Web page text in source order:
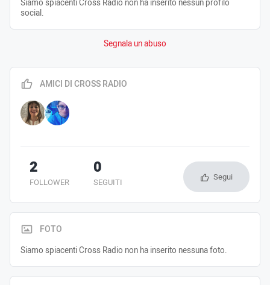
Siamo spiacenti Cross Radio non ha inserito nessun profilo
social.
Segnala un abuso
AMICI DI CROSS RADIO
FOLLOWER
2
SEGUITI
0 Segui
FOTO
Siamo spiacenti Cross Radio non ha inserito nessuna foto.